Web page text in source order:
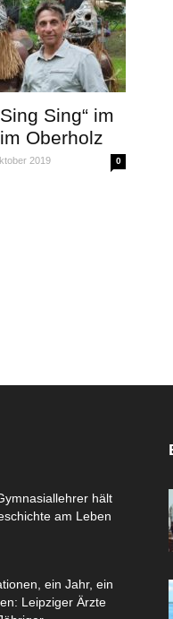
Sing“ im
Oberholz
2019 0
hält
am Leben
ein Jahr, ein
Leipziger Ärzte